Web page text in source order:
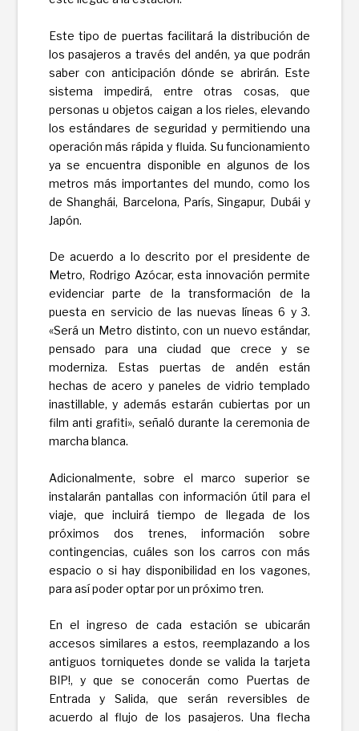
Este tipo de puertas facilitará la distribución de
los pasajeros a través del andén, ya que podrán
saber con anticipación dónde se abrirán. Este
sistema impedirá, entre otras cosas, que
personas u objetos caigan a los rieles, elevando
los estándares de seguridad y permitiendo una
operación más rápida y fluida. Su funcionamiento
ya se encuentra disponible en algunos de los
metros más importantes del mundo, como los
de Shanghái, Barcelona, París, Singapur, Dubái y
Japón.
De acuerdo a lo descrito por el presidente de
Metro, Rodrigo Azócar, esta innovación permite
evidenciar parte de la transformación de la
puesta en servicio de las nuevas líneas 6 y 3.
«Será un Metro distinto, con un nuevo estándar,
pensado para una ciudad que crece y se
moderniza. Estas puertas de andén están
hechas de acero y paneles de vidrio templado
inastillable, y además estarán cubiertas por un
film anti grafiti», señaló durante la ceremonia de
marcha blanca.
Adicionalmente, sobre el marco superior se
instalarán pantallas con información útil para el
viaje, que incluirá tiempo de llegada de los
próximos dos trenes, información sobre
contingencias, cuáles son los carros con más
espacio o si hay disponibilidad en los vagones,
para así poder optar por un próximo tren.
En el ingreso de cada estación se ubicarán
accesos similares a estos, reemplazando a los
antiguos torniquetes donde se valida la tarjeta
BIP!, y que se conocerán como Puertas de
Entrada y Salida, que serán reversibles de
acuerdo al flujo de los pasajeros. Una flecha